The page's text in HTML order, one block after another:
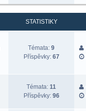
STATISTIKY
Témata: 9
Příspěvky: 67
Témata: 11
Příspěvky: 96